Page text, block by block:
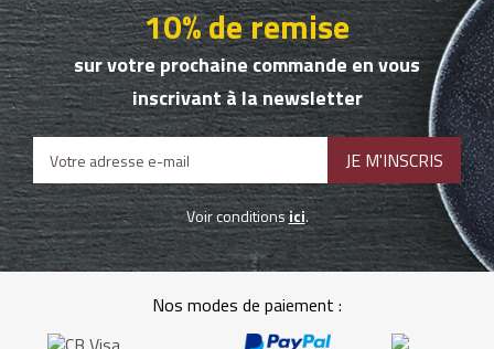
10% de remise
sur votre prochaine commande en vous
inscrivant à la newsletter
Voir conditionsici.
Nos modes de paiement :